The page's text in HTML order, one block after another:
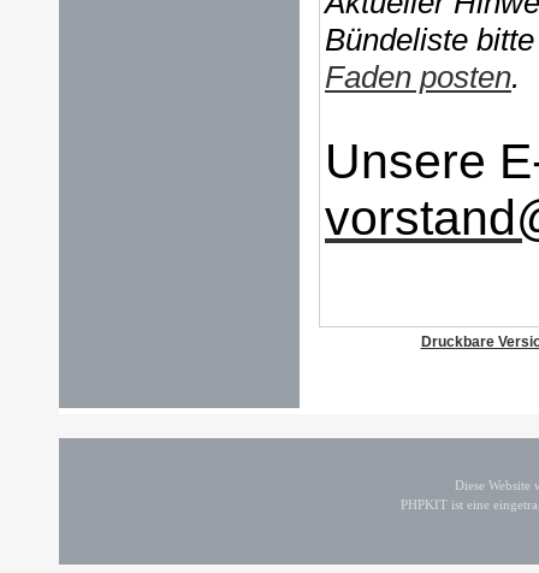
Bündeliste
Faden posten.
Unsere
Druckbare
Diese
PHPKIT ist eine